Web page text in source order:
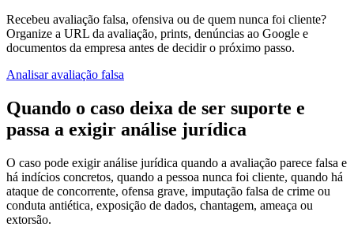
Recebeu avaliação falsa, ofensiva ou de quem nunca foi cliente?
Organize a URL da avaliação, prints, denúncias ao Google e
documentos da empresa antes de decidir o próximo passo.
Analisar avaliação falsa
Quando o caso deixa de ser suporte e
passa a exigir análise jurídica
O caso pode exigir análise jurídica quando a avaliação parece falsa e
há indícios concretos, quando a pessoa nunca foi cliente, quando há
ataque de concorrente, ofensa grave, imputação falsa de crime ou
conduta antiética, exposição de dados, chantagem, ameaça ou
extorsão.